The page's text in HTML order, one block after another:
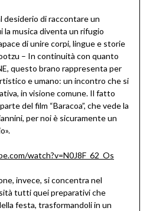
desiderio di raccontare un
la musica diventa un rifugio
di unire corpi, lingue e storie
– In continuità con quanto
questo brano rappresenta per
e umano: un incontro che si
in visione comune. Il fatto
del film “Baracoa”, che vede la
per noi è sicuramente un
watch?v=N0J8F_62_Os
invece, si concentra nel
tutti quei preparativi che
festa, trasformandoli in un